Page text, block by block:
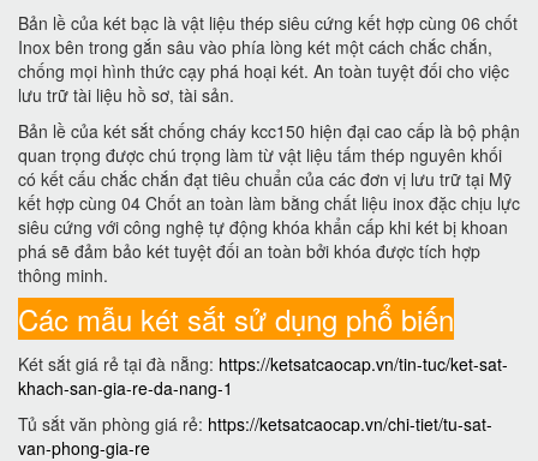
Bản lề của két bạc là vật liệu thép siêu cứng kết hợp cùng 06 chốt
Inox bên trong gắn sâu vào phía lòng két một cách chắc chắn,
chống mọi hình thức cạy phá hoại két. An toàn tuyệt đối cho việc
lưu trữ tài liệu hồ sơ, tài sản.
Bản lề của két sắt chống cháy kcc150 hiện đại cao cấp là bộ phận
quan trọng được chú trọng làm từ vật liệu tấm thép nguyên khối
có kết cấu chắc chắn đạt tiêu chuẩn của các đơn vị lưu trữ tại Mỹ
kết hợp cùng 04 Chốt an toàn làm bằng chất liệu inox đặc chịu lực
siêu cứng với công nghệ tự động khóa khẩn cấp khi két bị khoan
phá sẽ đảm bảo két tuyệt đối an toàn bởi khóa được tích hợp
thông minh.
Các mẫu két sắt sử dụng phổ biến
Két sắt giá rẻ tại đà nẵng: https://ketsatcaocap.vn/tin-tuc/ket-sat-
khach-san-gia-re-da-nang-1
Tủ sắt văn phòng giá rẻ: https://ketsatcaocap.vn/chi-tiet/tu-sat-
van-phong-gia-re